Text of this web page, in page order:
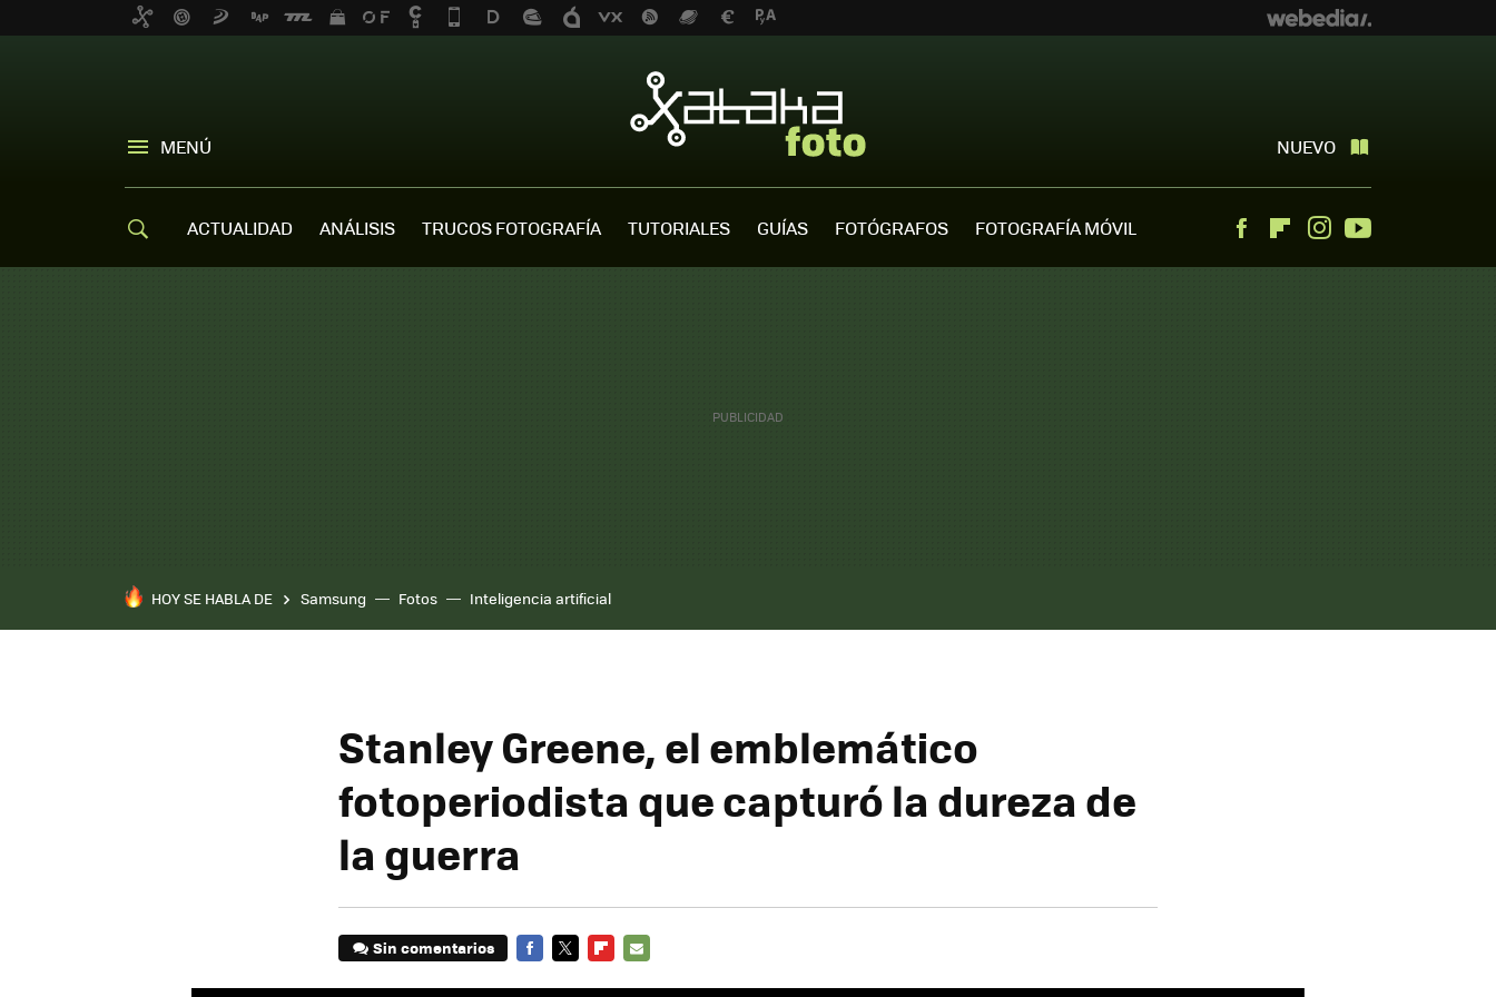
MENÚ NUEVO
ACTUALIDAD ANÁLISIS TRUCOS FOTOGRAFÍA TUTORIALES GUÍAS FOTÓGRAFOS FOTOGRAFÍA MÓVIL FacebookFlipboardInstagram
HOY SE HABLA DE Samsung Fotos Inteligencia artificial
Stanley Greene, el emblemático
fotoperiodista que capturó la dureza de
la guerra
Sin comentarios